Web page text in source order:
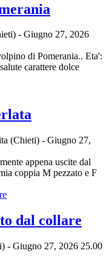
- Giugno 27, 2026
di Pomerania.. Eta':
carattere dolce
(Chieti) - Giugno 27,
appena uscite dal
coppia M pezzato e F
dal collare
- Giugno 27, 2026 25.00